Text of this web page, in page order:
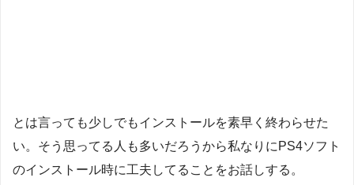
とは言っても少しでもインストールを素早く終わらせた
い。そう思ってる人も多いだろうから私なりにPS4ソフト
のインストール時に工夫してることをお話しする。